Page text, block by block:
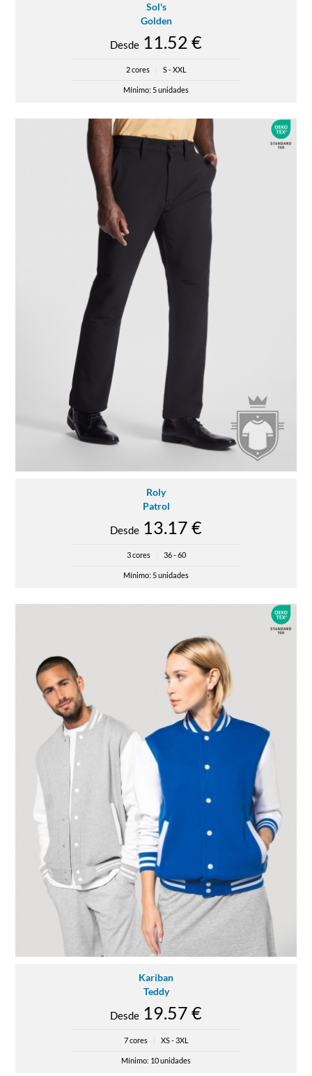
Sol's
Golden
Desde 11.52 €
2 cores S - XXL
Mínimo: 5 unidades
Roly
Patrol
Desde 13.17 €
3 cores 36 - 60
Mínimo: 5 unidades
Kariban
Teddy
Desde 19.57 €
7 cores XS - 3XL
Mínimo: 10 unidades